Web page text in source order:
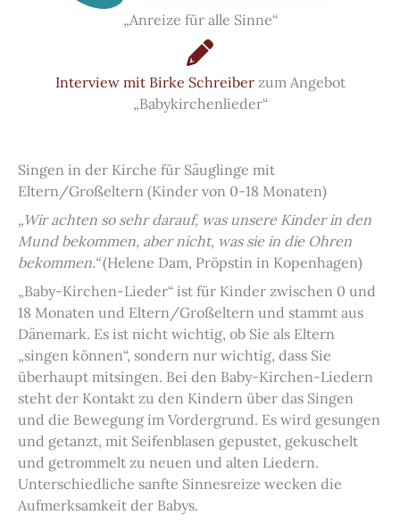
„Anreize für alle Sinne“
Interview mit Birke Schreiberzum Angebot
„Babykirchenlieder“
Singen in der Kirche für Säuglinge mit
Eltern/Großeltern (Kinder von 0-18 Monaten)
„Wir achten so sehr darauf, was unsere Kinder in den
Mund bekommen, aber nicht, was sie in die Ohren
bekommen.“(Helene Dam, Pröpstin in Kopenhagen)
„Baby-Kirchen-Lieder“ ist für Kinder zwischen 0 und
18 Monaten und Eltern/Großeltern und stammt aus
Dänemark. Es ist nicht wichtig, ob Sie als Eltern
„singen können“, sondern nur wichtig, dass Sie
überhaupt mitsingen. Bei den Baby-Kirchen-Liedern
steht der Kontakt zu den Kindern über das Singen
und die Bewegung im Vordergrund. Es wird gesungen
und getanzt, mit Seifenblasen gepustet, gekuschelt
und getrommelt zu neuen und alten Liedern.
Unterschiedliche sanfte Sinnesreize wecken die
Aufmerksamkeit der Babys.